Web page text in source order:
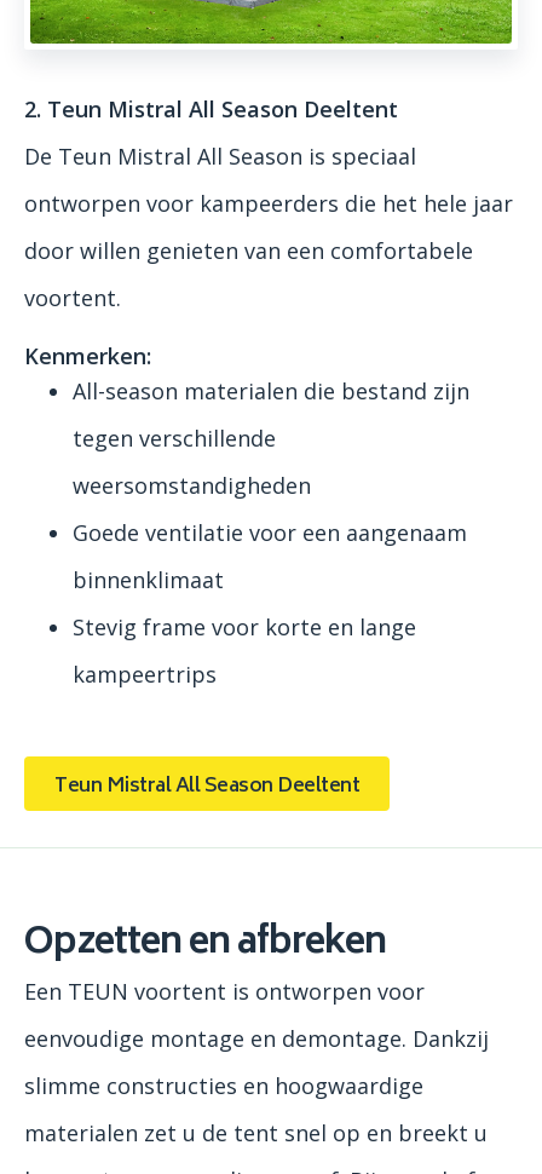
2. Teun Mistral All Season Deeltent
De Teun Mistral All Season is speciaal
ontworpen voor kampeerders die het hele jaar
door willen genieten van een comfortabele
voortent.
Kenmerken:
All-season materialen die bestand zijn
tegen verschillende
weersomstandigheden
Goede ventilatie voor een aangenaam
binnenklimaat
Stevig frame voor korte en lange
kampeertrips
Teun Mistral All Season Deeltent
Opzetten en afbreken
Een TEUN voortent is ontworpen voor
eenvoudige montage en demontage. Dankzij
slimme constructies en hoogwaardige
materialen zet u de tent snel op en breekt u